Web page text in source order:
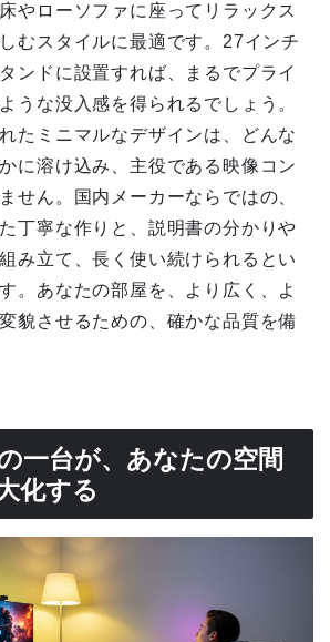
やローソファに座ってリラックス
むスタイルに最適です。27インチ
ンドに設置すれば、まるでプライ
うな没入感を得られるでしょう。
たミニマルなデザインは、どんな
に溶け込み、主役である映像コン
せん。国内メーカーならではの、
丁寧な作りと、説明書の分かりや
み立て、長く使い続けられるとい
。あなたの部屋を、より広く、よ
貌させるための、確かな品質を備
一台が、あなたの空間
化する